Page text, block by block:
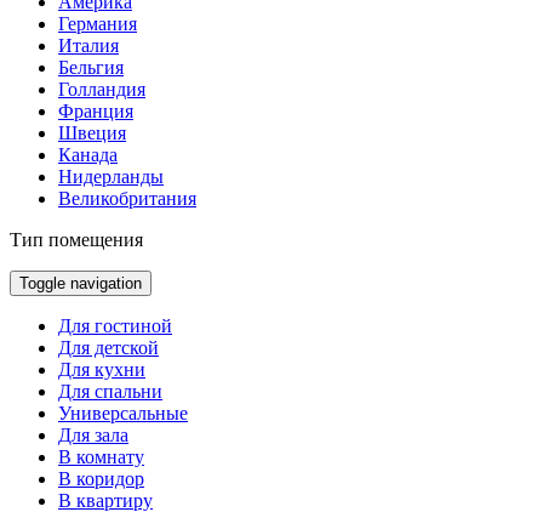
Германия
Италия
Бельгия
Голландия
Франция
Швеция
Канада
Нидерланды
Великобритания
Тип помещения
Toggle navigation
Для гостиной
Для детской
Для кухни
Для спальни
Универсальные
Для зала
В комнату
В коридор
В квартиру